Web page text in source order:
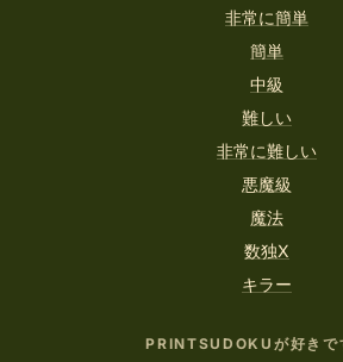
非常に簡単
簡単
中級
難しい
非常に難しい
悪魔級
魔法
数独X
キラー
PRINTSUDOKUが好きで